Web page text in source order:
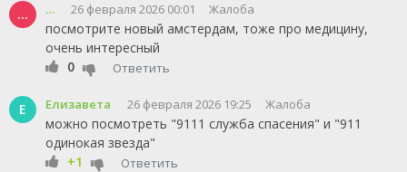
… … 26 февраля 2026 00:01 Жалоба
посмотрите новый амстердам, тоже про медицину,
очень интересный
0
Ответить
Е Елизавета 26 февраля 2026 19:25 Жалоба
можно посмотреть "9111 служба спасения" и "911
одинокая звезда"
+1
Ответить